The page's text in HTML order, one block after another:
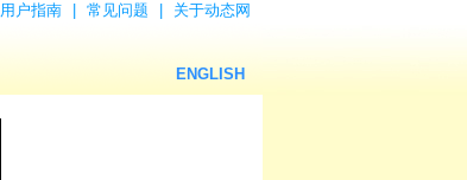
用户指南 常见问题 关于动态网
ENGLISH